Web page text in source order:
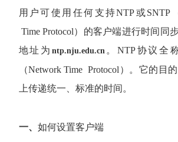
用户可使用任何支持NTP或SNTP
Time Protocol）的客户端进行时间同
地址为 ntp.nju.edu.cn 。 NTP协议全
（Network Time Protocol ）。它的目
上传递统一、标准的时间。
一、 如何设置客户端